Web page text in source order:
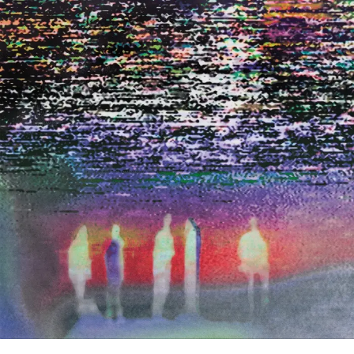
assume referências de Radiohead e Chico Buarque, mas
também mistura emanações de Arctic Monkeys e
guitarras em clima de blues pós-punk. A faixa tem
participação de Mariana Estol nos vocais, e uma letra que
mete o dedo na ferida das expectativas que, muitas
vezes, não representam nada (“nunca que você vai
encontrar dentro do armário / algo lendário, é tudo
vestuário / sabe aquela luz que a gente vê de madrugada
/ é quase nada, mas satisfaz a alma”).
Abrindo o disco,Casos de Colômbiaserve de balizador
para faixas poéticas como o soul psicodélico deNuvem
nua
, o easy listening esparso deDorme pra ver se me
esquece,o pop rock radicalmente brasileiro deQuem
nunca quis demaise Um tempo pra pensar– estas duas
lembrando um pouco o som praiano de Lulu Santos e
Charlie Brown Jr. Também cede espaço para a vibe
sixties deCe la viee para o clima alt-disco de Como te